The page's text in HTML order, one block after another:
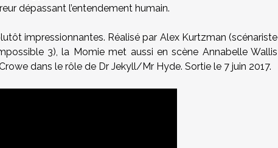
dépassant l’entendement humain.
impressionnantes. Réalisé par Alex Kurtzman (scénariste
3), la Momie met aussi en scène Annabelle Wallis
dans le rôle de Dr Jekyll/Mr Hyde. Sortie le 7 juin 2017.